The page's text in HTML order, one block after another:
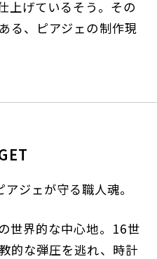
上げているそう。その
る、ピアジェの制作現
ジェが守る職人魂。
世界的な中心地。16世
的な弾圧を逃れ、時計